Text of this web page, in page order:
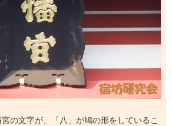
の文字が、「八」が鳩の形をしているこ